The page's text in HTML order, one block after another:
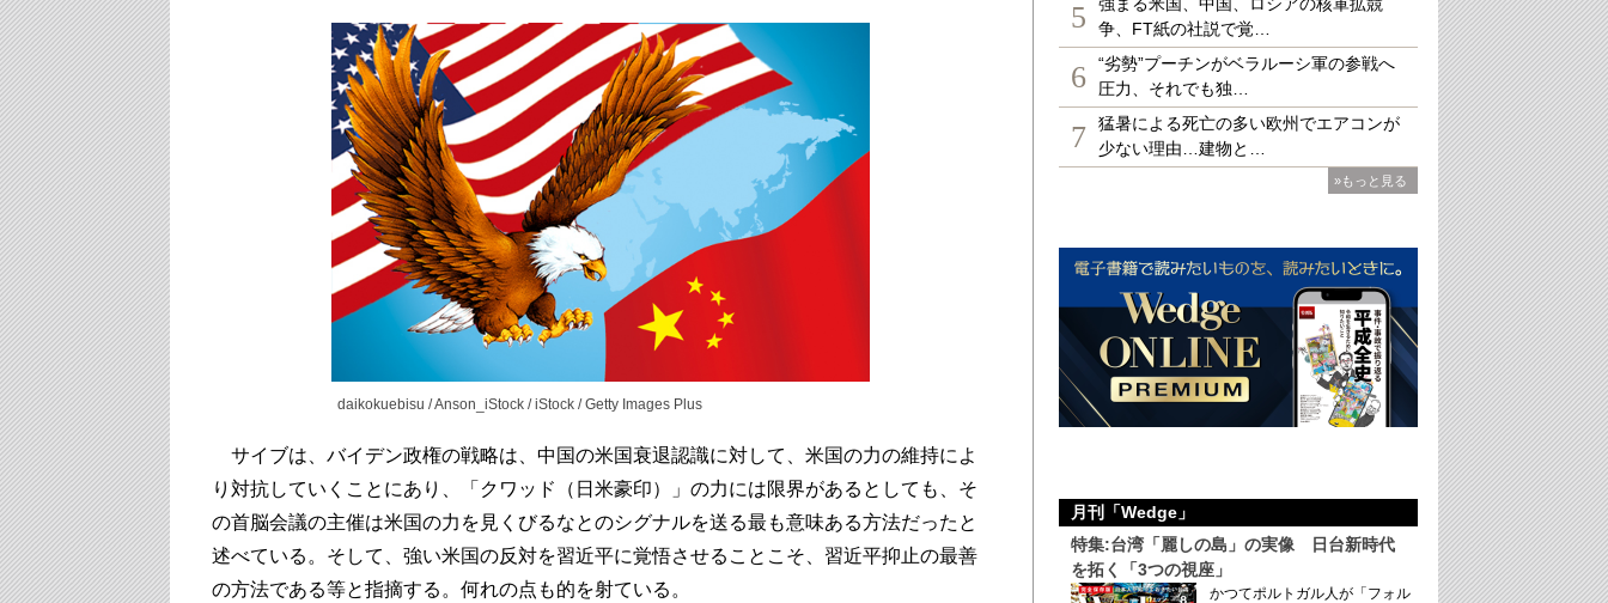
daikokuebisu / Anson_iStock / iStock / Getty Images Plus
サイブは、バイデン政権の戦略は、中国の米国衰退認識に対して、米国の力の維持によ
り対抗していくことにあり、「クワッド（日米豪印）」の力には限界があるとしても、そ
の首脳会議の主催は米国の力を見くびるなとのシグナルを送る最も意味ある方法だったと
述べている。そして、強い米国の反対を習近平に覚悟させることこそ、習近平抑止の最善
の方法である等と指摘する。何れの点も的を射ている。
5
争、FT紙の社説で覚…
6
“劣勢”プーチンがベラルーシ軍の参戦へ
圧力、それでも独…
7
猛暑による死亡の多い欧州でエアコンが
少ない理由…建物と…
»もっと見る
月刊「Wedge」
特集:台湾「麗しの島」の実像 日台新時代
を拓く「3つの視座」
かつてポルトガル人が「フォル